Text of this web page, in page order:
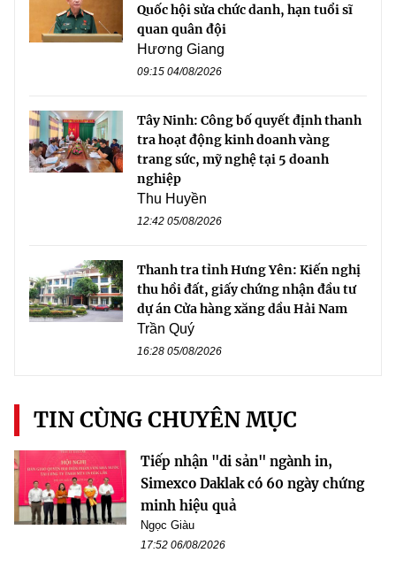
Quốc hội sửa chức danh, hạn tuổi sĩ
quan quân đội
Hương Giang
09:15 04/08/2026
Tây Ninh: Công bố quyết định thanh
tra hoạt động kinh doanh vàng
trang sức, mỹ nghệ tại 5 doanh
nghiệp
Thu Huyền
12:42 05/08/2026
Thanh tra tỉnh Hưng Yên: Kiến nghị
thu hồi đất, giấy chứng nhận đầu tư
dự án Cửa hàng xăng dầu Hải Nam
Trần Quý
16:28 05/08/2026
TIN CÙNG CHUYÊN MỤC
Tiếp nhận "di sản" ngành in,
Simexco Daklak có 60 ngày chứng
minh hiệu quả
Ngọc Giàu
17:52 06/08/2026